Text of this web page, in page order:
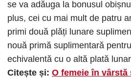
se va adăuga la bonusul
plus, cei cu mai mult de patru
primi două plăți lunare
nouă primă suplimentară
echivalentă cu o altă plată
Citește și: O femeie în vârstă